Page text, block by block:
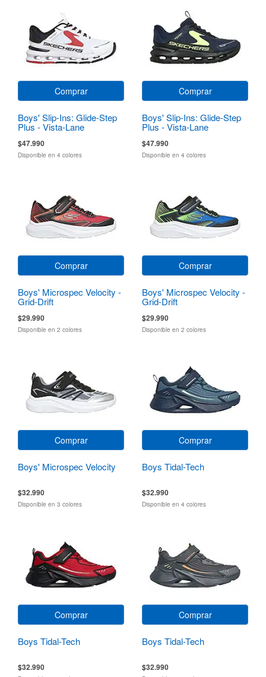
Comprar
Boys' Slip-Ins: Glide-Step
Plus - Vista-Lane
$47.990
Disponible en 4 colores
Comprar
Boys' Slip-Ins: Glide-Step
Plus - Vista-Lane
$47.990
Disponible en 4 colores
Comprar
Boys' Microspec Velocity -
Grid-Drift
$29.990
Disponible en 2 colores
Comprar
Boys' Microspec Velocity -
Grid-Drift
$29.990
Disponible en 2 colores
Comprar
Boys' Microspec Velocity
$32.990
Disponible en 3 colores
Comprar
Boys Tidal-Tech
$32.990
Disponible en 4 colores
Comprar
Boys Tidal-Tech
$32.990
Comprar
Boys Tidal-Tech
$32.990